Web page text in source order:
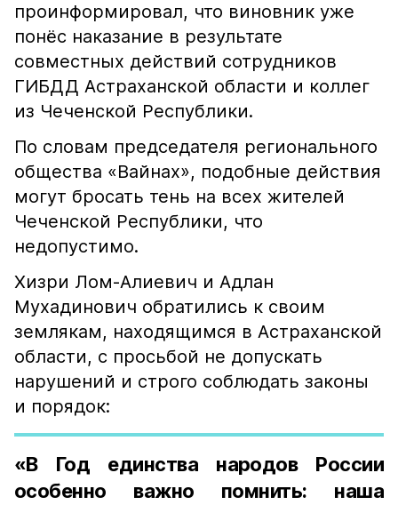
проинформировал, что виновник уже
понёс наказание в результате
совместных действий сотрудников
ГИБДД Астраханской области и коллег
из Чеченской Республики.
По словам председателя регионального
общества «Вайнах», подобные действия
могут бросать тень на всех жителей
Чеченской Республики, что
недопустимо.
Хизри Лом-Алиевич и Адлан
Мухадинович обратились к своим
землякам, находящимся в Астраханской
области, с просьбой не допускать
нарушений и строго соблюдать законы
и порядок:
«В Год единства народов России
особенно важно помнить: наша